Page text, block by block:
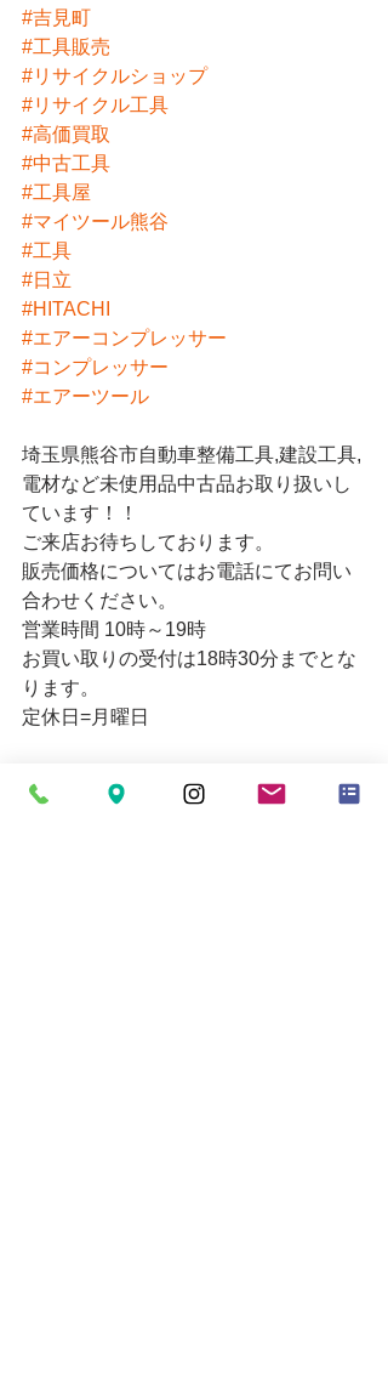
#吉見町
#工具販売
#リサイクルショップ
#リサイクル工具
#高価買取
#中古工具
#工具屋
#マイツール熊谷
#工具
#日立
#HITACHI
#エアーコンプレッサー
#コンプレッサー
#エアーツール
埼玉県熊谷市自動車整備工具,建設工具,
電材など未使用品中古品お取り扱いし
ています！！
ご来店お待ちしております。
販売価格についてはお電話にてお問い
合わせください。
営業時間 10時～19時
お買い取りの受付は18時30分までとな
ります。
定休日=月曜日
埼玉県熊谷市中奈良1062-1